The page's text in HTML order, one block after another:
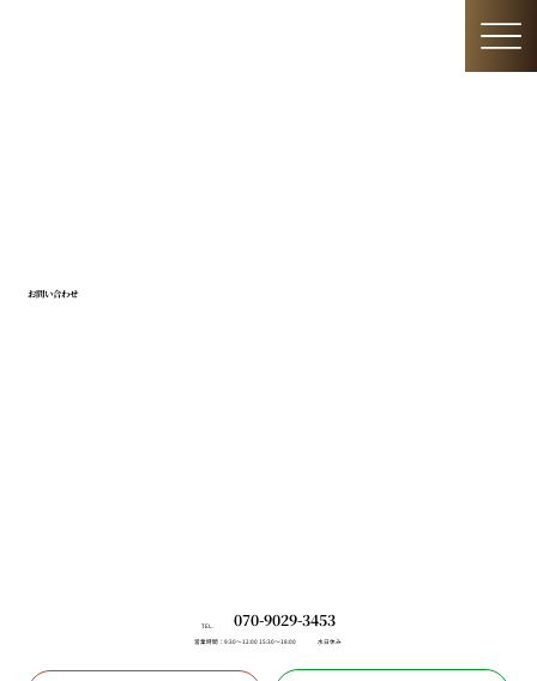
​お問い合わせ
TEL. 070-9029-3453
営業時間：9:30〜12:00 15:30〜18:00 水日休み